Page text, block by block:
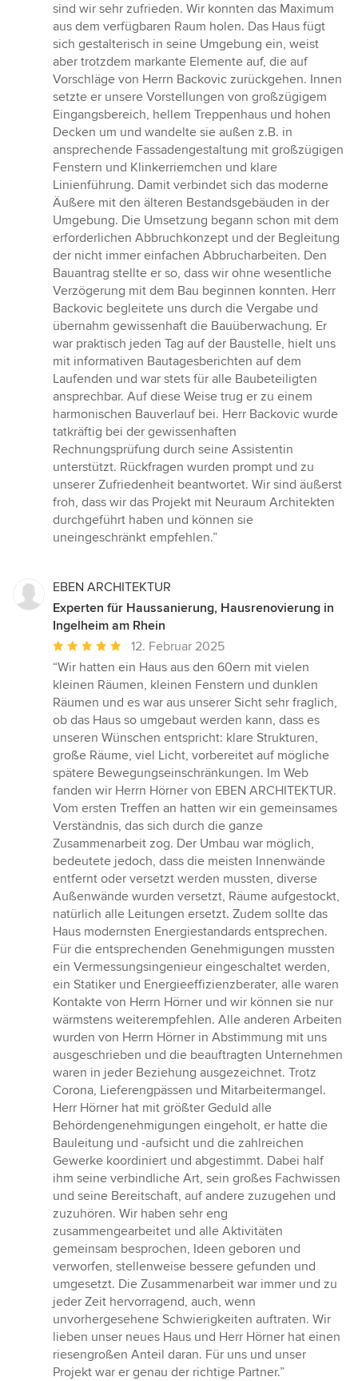
sind wir sehr zufrieden. Wir konnten das Maximum
aus dem verfügbaren Raum holen. Das Haus fügt
sich gestalterisch in seine Umgebung ein, weist
aber trotzdem markante Elemente auf, die auf
Vorschläge von Herrn Backovic zurückgehen. Innen
setzte er unsere Vorstellungen von großzügigem
Eingangsbereich, hellem Treppenhaus und hohen
Decken um und wandelte sie außen z.B. in
ansprechende Fassadengestaltung mit großzügigen
Fenstern und Klinkerriemchen und klare
Linienführung. Damit verbindet sich das moderne
Äußere mit den älteren Bestandsgebäuden in der
Umgebung. Die Umsetzung begann schon mit dem
erforderlichen Abbruchkonzept und der Begleitung
der nicht immer einfachen Abbrucharbeiten. Den
Bauantrag stellte er so, dass wir ohne wesentliche
Verzögerung mit dem Bau beginnen konnten. Herr
Backovic begleitete uns durch die Vergabe und
übernahm gewissenhaft die Bauüberwachung. Er
war praktisch jeden Tag auf der Baustelle, hielt uns
mit informativen Bautagesberichten auf dem
Laufenden und war stets für alle Baubeteiligten
ansprechbar. Auf diese Weise trug er zu einem
harmonischen Bauverlauf bei. Herr Backovic wurde
tatkräftig bei der gewissenhaften
Rechnungsprüfung durch seine Assistentin
unterstützt. Rückfragen wurden prompt und zu
unserer Zufriedenheit beantwortet. Wir sind äußerst
froh, dass wir das Projekt mit Neuraum Architekten
durchgeführt haben und können sie
uneingeschränkt empfehlen.”
EBEN ARCHITEKTUR
Experten für Haussanierung, Hausrenovierung in
Ingelheim am Rhein
Durchschnittliche
Bewertung:
5
von
5
Sternen
12. Februar 2025
“Wir hatten ein Haus aus den 60ern mit vielen
kleinen Räumen, kleinen Fenstern und dunklen
Räumen und es war aus unserer Sicht sehr fraglich,
ob das Haus so umgebaut werden kann, dass es
unseren Wünschen entspricht: klare Strukturen,
große Räume, viel Licht, vorbereitet auf mögliche
spätere Bewegungseinschränkungen. Im Web
fanden wir Herrn Hörner von EBEN ARCHITEKTUR.
Vom ersten Treffen an hatten wir ein gemeinsames
Verständnis, das sich durch die ganze
Zusammenarbeit zog. Der Umbau war möglich,
bedeutete jedoch, dass die meisten Innenwände
entfernt oder versetzt werden mussten, diverse
Außenwände wurden versetzt, Räume aufgestockt,
natürlich alle Leitungen ersetzt. Zudem sollte das
Haus modernsten Energiestandards entsprechen.
Für die entsprechenden Genehmigungen mussten
ein Vermessungsingenieur eingeschaltet werden,
ein Statiker und Energieeffizienzberater, alle waren
Kontakte von Herrn Hörner und wir können sie nur
wärmstens weiterempfehlen. Alle anderen Arbeiten
wurden von Herrn Hörner in Abstimmung mit uns
ausgeschrieben und die beauftragten Unternehmen
waren in jeder Beziehung ausgezeichnet. Trotz
Corona, Lieferengpässen und Mitarbeitermangel.
Herr Hörner hat mit größter Geduld alle
Behördengenehmigungen eingeholt, er hatte die
Bauleitung und -aufsicht und die zahlreichen
Gewerke koordiniert und abgestimmt. Dabei half
ihm seine verbindliche Art, sein großes Fachwissen
und seine Bereitschaft, auf andere zuzugehen und
zuzuhören. Wir haben sehr eng
zusammengearbeitet und alle Aktivitäten
gemeinsam besprochen, Ideen geboren und
verworfen, stellenweise bessere gefunden und
umgesetzt. Die Zusammenarbeit war immer und zu
jeder Zeit hervorragend, auch, wenn
unvorhergesehene Schwierigkeiten auftraten. Wir
lieben unser neues Haus und Herr Hörner hat einen
riesengroßen Anteil daran. Für uns und unser
Projekt war er genau der richtige Partner.”